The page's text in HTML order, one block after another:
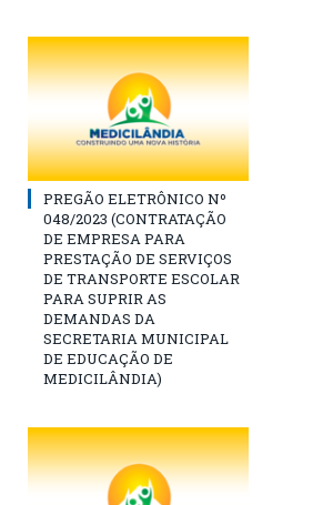
PREGÃO ELETRÔNICO Nº
048/2023 (CONTRATAÇÃO
DE EMPRESA PARA
PRESTAÇÃO DE SERVIÇOS
DE TRANSPORTE ESCOLAR
PARA SUPRIR AS
DEMANDAS DA
SECRETARIA MUNICIPAL
DE EDUCAÇÃO DE
MEDICILÂNDIA)